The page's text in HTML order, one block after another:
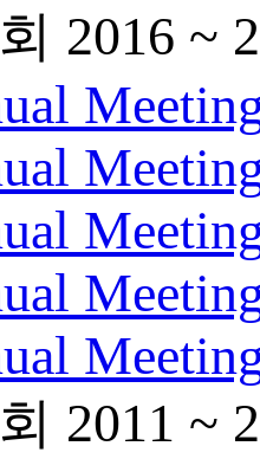
2016 ~
2011 ~